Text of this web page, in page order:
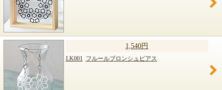
1,540円
LK001 フルールブロンシュピアス